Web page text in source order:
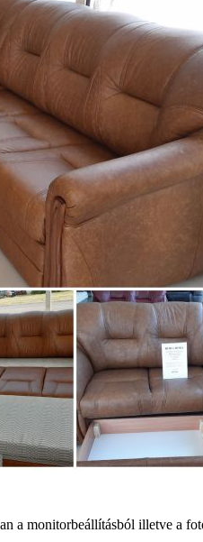
a monitorbeállításból illetve a